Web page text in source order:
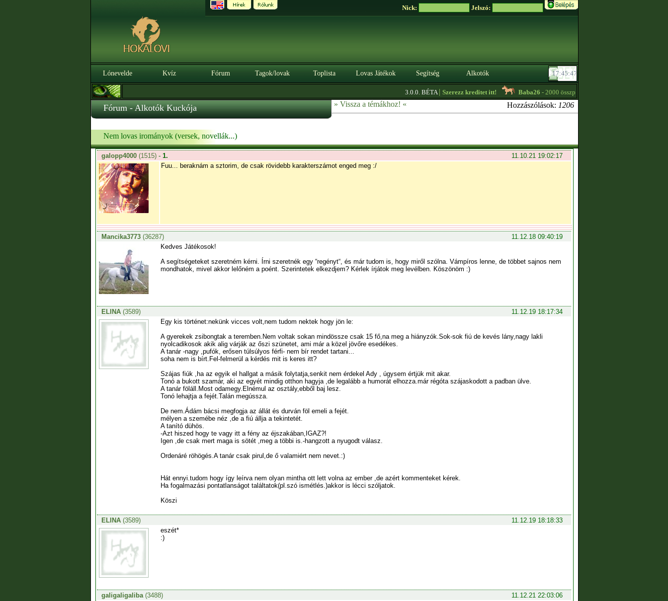
Nick: Jelszó:
Lónevelde Kvíz Fórum Tagok/lovak Toplista Lovas Játékok Segítség Alkotók
3.0.0. BÉTA|Szerezz kreditet itt! Baba26- 2000 összpont feletti Shire méncsikó eladó! -
Fórum - Alkotók Kuckója » Vissza a témákhoz! « Hozzászólások: 1206
Nem lovas irományok (versek, novellák...)
galopp4000(1515) - 1.
11.10.21 19:02:17
Fuu... beraknám a sztorim, de csak rövidebb karakterszámot enged meg :/
Mancika3773(36287)
11.12.18 09:40:19
Kedves Játékosok!
A segítségeteket szeretném kérni. Írni szeretnék egy “regényt“, és már tudom is, hogy miről szólna. Vámpíros lenne, de többet sajnos nem
mondhatok, mivel akkor lelőném a poént. Szerintetek elkezdjem? Kérlek írjátok meg levélben. Köszönöm :)
ELINA(3589)
11.12.19 18:17:34
Egy kis történet:nekünk vicces volt,nem tudom nektek hogy jön le:
A gyerekek zsibongtak a teremben.Nem voltak sokan mindössze csak 15 fő,na meg a hiányzók.Sok-sok fiú de kevés lány,nagy lakli
nyolcadikosok akik alig várják az őszi szünetet, ami már a közel jövőre esedékes.
A tanár -nagy ,pufók, erősen túlsúlyos férfi- nem bír rendet tartani...
soha nem is bírt.Fel-felmerül a kérdés mit is keres itt?
Szájas fiúk ,ha az egyik el hallgat a másik folytatja,senkit nem érdekel Ady , úgysem értjük mit akar.
Tonó a bukott szamár, aki az egyét mindig otthon hagyja ,de legalább a humorát elhozza.már régóta szájaskodott a padban ülve.
A tanár föláll.Most odamegy.Elnémul az osztály,ebből baj lesz.
Tonó lehajtja a fejét.Talán megússza.
De nem.Ádám bácsi megfogja az állát és durván föl emeli a fejét.
mélyen a szemébe néz ,de a fiú állja a tekintetét.
A tanító dühös.
-Azt hiszed hogy te vagy itt a fény az éjszakában,IGAZ?!
Igen ,de csak mert maga is sötét ,meg a többi is.-hangzott a nyugodt válasz.
Ordenáré röhögés.A tanár csak pirul,de ő valamiért nem nevet.:)
Hát ennyi.tudom hogy így leírva nem olyan mintha ott lett volna az ember ,de azért kommenteket kérek.
Ha fogalmazási pontatlanságot találtatok(pl.szó ismétlés.)akkor is lécci szóljatok.
Köszi
ELINA(3589)
11.12.19 18:18:33
eszét*
:)
galigaligaliba(3488)
11.12.21 22:03:06